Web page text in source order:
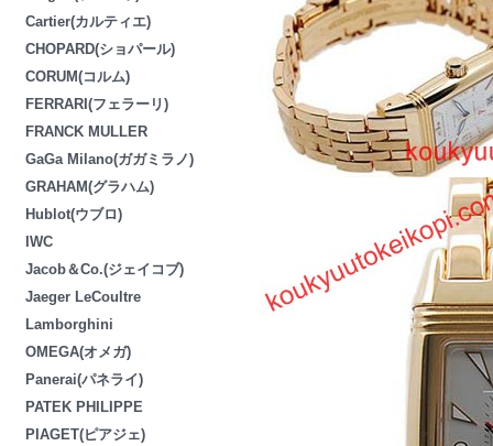
Cartier(カルティエ)
CHOPARD(ショパール)
CORUM(コルム)
FERRARI(フェラーリ)
FRANCK MULLER
GaGa Milano(ガガミラノ)
GRAHAM(グラハム)
Hublot(ウブロ)
IWC
Jacob＆Co.(ジェイコブ)
Jaeger LeCoultre
Lamborghini
OMEGA(オメガ)
Panerai(パネライ)
PATEK PHILIPPE
PIAGET(ピアジェ)